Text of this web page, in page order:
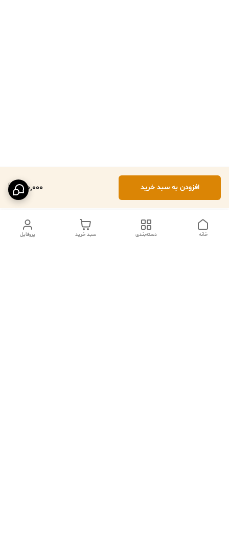
690,000 افزودن به سبد خرید
پروفایل سبد خرید دسته‌بندی خانه